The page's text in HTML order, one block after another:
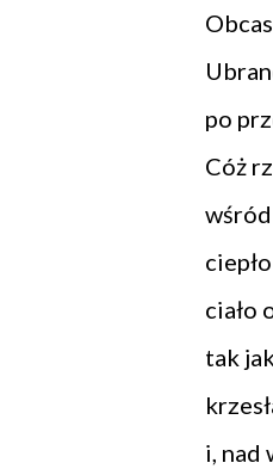
po
Cóż
ciało
tak
i, nad